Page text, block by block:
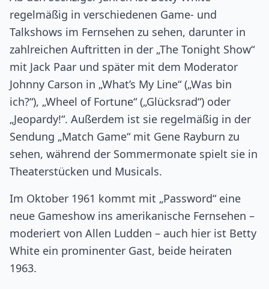
regelmäßig in verschiedenen Game- und
Talkshows im Fernsehen zu sehen, darunter in
zahlreichen Auftritten in der „The Tonight Show“
mit Jack Paar und später mit dem Moderator
Johnny Carson in „What’s My Line“ („Was bin
ich?“), „Wheel of Fortune“ („Glücksrad“) oder
„Jeopardy!“. Außerdem ist sie regelmäßig in der
Sendung „Match Game“ mit Gene Rayburn zu
sehen, während der Sommermonate spielt sie in
Theaterstücken und Musicals.
Im Oktober 1961 kommt mit „Password“ eine
neue Gameshow ins amerikanische Fernsehen –
moderiert von Allen Ludden – auch hier ist Betty
White ein prominenter Gast, beide heiraten
1963.